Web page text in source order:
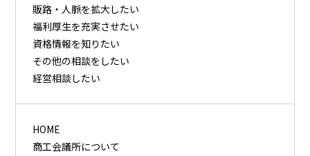
販路・⼈脈を拡⼤したい
福利厚⽣を充実させたい
資格情報を知りたい
その他の相談をしたい
経営相談したい
HOME
商工会議所について